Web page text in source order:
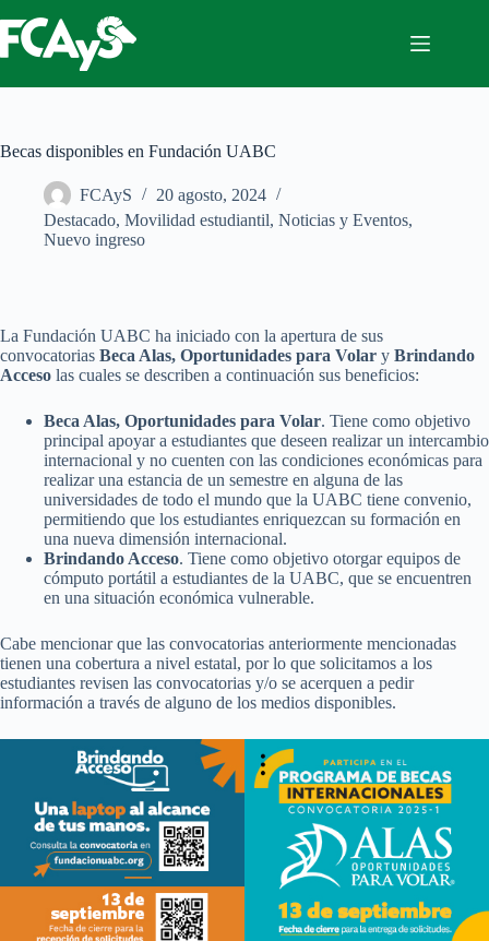
al
contenido
Becas disponibles en Fundación UABC
FCAyS
20 agosto, 2024
Destacado, Movilidad estudiantil, Noticias y Eventos,
Nuevo ingreso
La Fundación UABC ha iniciado con la apertura de sus
convocatorias Beca Alas, Oportunidades para Volar y Brindando
Acceso las cuales se describen a continuación sus beneficios:
Beca Alas, Oportunidades para Volar. Tiene como objetivo
principal apoyar a estudiantes que deseen realizar un intercambio
internacional y no cuenten con las condiciones económicas para
realizar una estancia de un semestre en alguna de las
universidades de todo el mundo que la UABC tiene convenio,
permitiendo que los estudiantes enriquezcan su formación en
una nueva dimensión internacional.
Brindando Acceso. Tiene como objetivo otorgar equipos de
cómputo portátil a estudiantes de la UABC, que se encuentren
en una situación económica vulnerable.
Cabe mencionar que las convocatorias anteriormente mencionadas
tienen una cobertura a nivel estatal, por lo que solicitamos a los
estudiantes revisen las convocatorias y/o se acerquen a pedir
información a través de alguno de los medios disponibles.